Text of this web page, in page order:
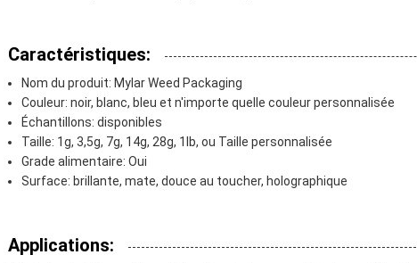
Caractéristiques:
Nom du produit: Mylar Weed Packaging
Couleur: noir, blanc, bleu et n'importe quelle couleur personnalisée
Échantillons: disponibles
Taille: 1g, 3,5g, 7g, 14g, 28g, 1lb, ou Taille personnalisée
Grade alimentaire: Oui
Surface: brillante, mate, douce au toucher, holographique
Applications: